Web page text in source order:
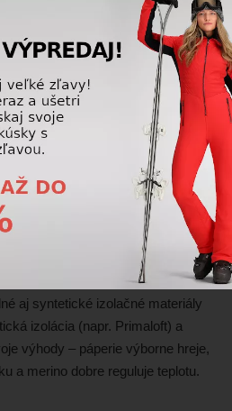
hardshell pri lyžiarskom
oblečení je pohodlnejší a
chráni pred vetrom a dažďom.
a intenzity jazdy.
ktoré materiály najlepšie
aj syntetické izolačné materiály
izolácia (napr. Primaloft) a
výhody – páperie výborne hreje,
a merino dobre reguluje teplotu.